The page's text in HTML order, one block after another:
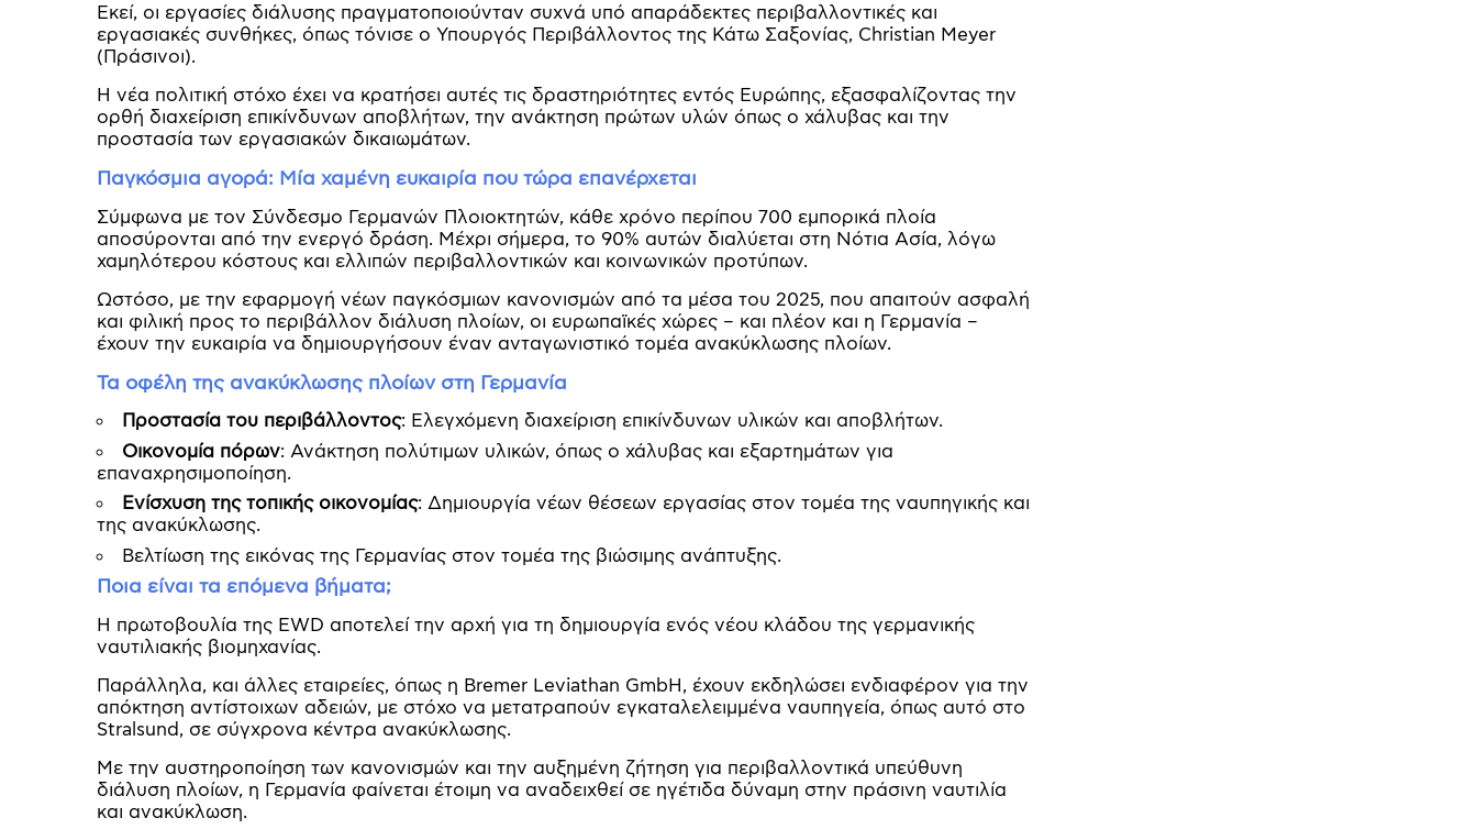
Εκεί, οι εργασίες διάλυσης πραγματοποιούνταν συχνά υπό απαράδεκτες περιβαλλοντικές και
εργασιακές συνθήκες, όπως τόνισε ο Υπουργός Περιβάλλοντος της Κάτω Σαξονίας, Christian Meyer
(Πράσινοι).
Η νέα πολιτική στόχο έχει να κρατήσει αυτές τις δραστηριότητες εντός Ευρώπης, εξασφαλίζοντας την
ορθή διαχείριση επικίνδυνων αποβλήτων, την ανάκτηση πρώτων υλών όπως ο χάλυβας και την
προστασία των εργασιακών δικαιωμάτων.
Παγκόσμια αγορά: Μία χαμένη ευκαιρία που τώρα επανέρχεται
Σύμφωνα με τον Σύνδεσμο Γερμανών Πλοιοκτητών, κάθε χρόνο περίπου 700 εμπορικά πλοία
αποσύρονται από την ενεργό δράση. Μέχρι σήμερα, το 90% αυτών διαλύεται στη Νότια Ασία, λόγω
χαμηλότερου κόστους και ελλιπών περιβαλλοντικών και κοινωνικών προτύπων.
Ωστόσο, με την εφαρμογή νέων παγκόσμιων κανονισμών από τα μέσα του 2025, που απαιτούν ασφαλή
και φιλική προς το περιβάλλον διάλυση πλοίων, οι ευρωπαϊκές χώρες – και πλέον και η Γερμανία –
έχουν την ευκαιρία να δημιουργήσουν έναν ανταγωνιστικό τομέα ανακύκλωσης πλοίων.
Τα οφέλη της ανακύκλωσης πλοίων στη Γερμανία
Προστασία του περιβάλλοντος: Ελεγχόμενη διαχείριση επικίνδυνων υλικών και αποβλήτων.
Οικονομία πόρων: Ανάκτηση πολύτιμων υλικών, όπως ο χάλυβας και εξαρτημάτων για
επαναχρησιμοποίηση.
Ενίσχυση της τοπικής οικονομίας: Δημιουργία νέων θέσεων εργασίας στον τομέα της ναυπηγικής και
της ανακύκλωσης.
Βελτίωση της εικόνας της Γερμανίας στον τομέα της βιώσιμης ανάπτυξης.
Ποια είναι τα επόμενα βήματα;
Η πρωτοβουλία της EWD αποτελεί την αρχή για τη δημιουργία ενός νέου κλάδου της γερμανικής
ναυτιλιακής βιομηχανίας.
Παράλληλα, και άλλες εταιρείες, όπως η Bremer Leviathan GmbH, έχουν εκδηλώσει ενδιαφέρον για την
απόκτηση αντίστοιχων αδειών, με στόχο να μετατραπούν εγκαταλελειμμένα ναυπηγεία, όπως αυτό στο
Stralsund, σε σύγχρονα κέντρα ανακύκλωσης.
Με την αυστηροποίηση των κανονισμών και την αυξημένη ζήτηση για περιβαλλοντικά υπεύθυνη
διάλυση πλοίων, η Γερμανία φαίνεται έτοιμη να αναδειχθεί σε ηγέτιδα δύναμη στην πράσινη ναυτιλία
και ανακύκλωση.